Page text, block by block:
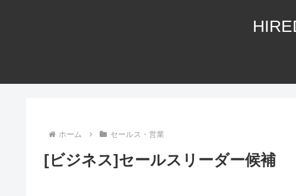
ホーム セールス・営業
[ビジネス]セールスリーダー候補